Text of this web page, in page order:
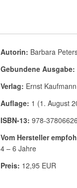
Autorin: Barbara
Gebundene Ausgabe:
Verlag: Ernst Kaufmann
Auflage: 1 (1. August
ISBN-13: 978-
Vom Hersteller
4 – 6 Jahre
Preis: 12,95 EUR